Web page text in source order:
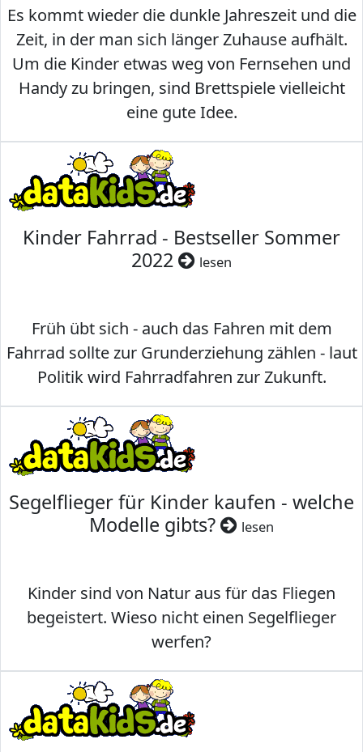
Es kommt wieder die dunkle Jahreszeit und die
Zeit, in der man sich länger Zuhause aufhält.
Um die Kinder etwas weg von Fernsehen und
Handy zu bringen, sind Brettspiele vielleicht
eine gute Idee.
Kinder Fahrrad - Bestseller Sommer
2022
lesen
Früh übt sich - auch das Fahren mit dem
Fahrrad sollte zur Grunderziehung zählen - laut
Politik wird Fahrradfahren zur Zukunft.
Segelflieger für Kinder kaufen - welche
Modelle gibts?
lesen
Kinder sind von Natur aus für das Fliegen
begeistert. Wieso nicht einen Segelflieger
werfen?